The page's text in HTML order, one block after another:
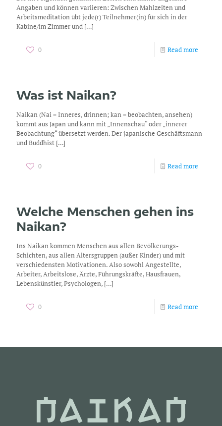
Angaben und können variieren: Zwischen Mahlzeiten und
Arbeitsmeditation übt jede(r) Teilnehmer(in) für sich in der
Kabine/im Zimmer und […]
0 Read more
Was ist Naikan?
Naikan (Nai = Inneres, drinnen; kan = beobachten, ansehen)
kommt aus Japan und kann mit „Innenschau“ oder „innerer
Beobachtung“ übersetzt werden. Der japanische Geschäftsmann
und Buddhist […]
0 Read more
Welche Menschen gehen ins
Naikan?
Ins Naikan kommen Menschen aus allen Bevölkerungs-
Schichten, aus allen Altersgruppen (außer Kinder) und mit
verschiedensten Motivationen. Also sowohl Angestellte,
Arbeiter, Arbeitslose, Ärzte, Führungskräfte, Hausfrauen,
Lebenskünstler, Psychologen, […]
0 Read more